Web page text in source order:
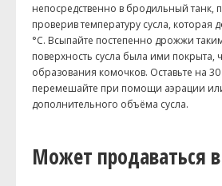
непосредственно в бродильный танк,
проверив температуру сусла,
°C. Всыпайте постепенно дрожжи
поверхность сусла была ими покрыта,
образования комочков. Оставьте на
перемешайте при помощи аэрации
дополнительного объёма сусла.
Может продаваться